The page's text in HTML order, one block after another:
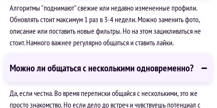
Алгоритмы "поднимают" свежие или недавно измененные профили.
Обновлять стоит максимум 1 раз в 3-4 недели. Можно заменить фото,
описание или поставить новые фильтры. Но на этом зацикливаться не
стоит. Намного важнее регулярно общаться и ставить лайки.
Можно ли общаться с несколькими одновременно?
Да, если честна. Во время переписки общайся с несколькими, это же
просто знакомство. Но если дело до встреч и чувствуешь потенциал с